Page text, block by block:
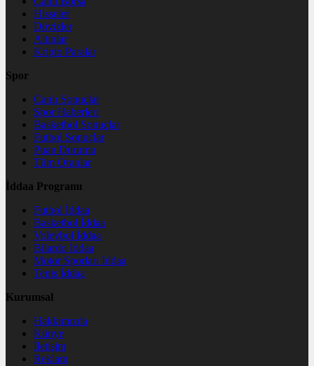
Hisseler
Dövizler
Altınlar
Kripto Paralar
Spor
Canlı Sonuçlar
Spor Haberleri
Basketbol Sonuçlar
Futbol Sonuçlar
Puan Durumu
Tüm Oranlar
İddaa Programı
Futbol İddaa
Basketbol İddaa
Voleybol İddaa
Bilardo İddaa
Motor Sporları İddaa
Tenis İddaa
Kurumsal
Hakkımızda
Künye
İletişim
Reklam